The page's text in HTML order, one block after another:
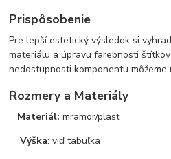
Prispôsobenie
Pre lepší estetický výsledok si
materiálu a úpravu farebnosti
nedostupnosti komponentu
Rozmery a Materiály
Materiál: mramor/plast
Výška: viď tabuľka